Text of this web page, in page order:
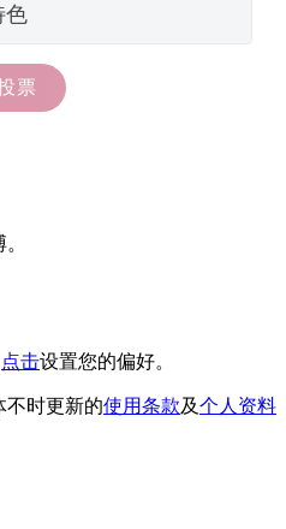
点击设置您的偏好。
不时更新的使用条款及个人资料